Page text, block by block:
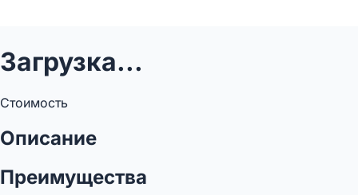
Загрузка...
Стоимость
Описание
Преимущества